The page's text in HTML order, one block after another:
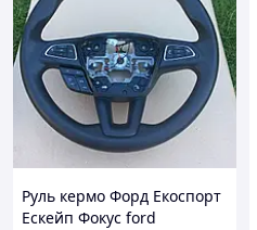
Руль кермо Форд Екоспорт
Ескейп Фокус ford